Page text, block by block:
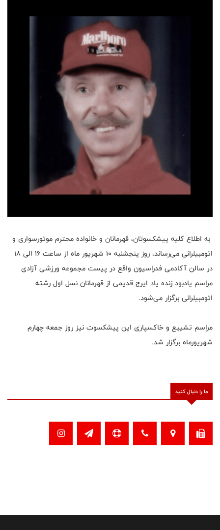
به اطلاع کلیه پیشکسوتان، قهرمانان و خانواده محترم موتورسواری و
اتومبیلرانی می‌رساند، روز پنجشنبه ۱۰ شهریور ماه از ساعت ۱۶ الی ۱۸
در سالن آکادمی فدراسیون واقع در پیست مجموعه ورزشی آزادی
مراسم یادبود زنده یاد ایرج قدیمی از قهرمانان نسل اول رشته
اتومبیلرانی برگزار می‌شود.
مراسم تشییع و خاکسپاری این پیشکسوت نیز روز جمعه چهارم
شهریورماه برگزار شد.
ما را دنبال کنید